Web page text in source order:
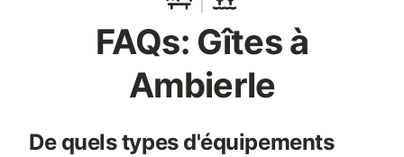
FAQs: Gîtes à
Ambierle
De quels types d'équipements